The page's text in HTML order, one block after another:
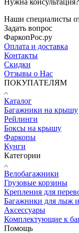
Наши специалисты
Задать вопрос
ФаркопРос.ру
Оплата и доставка
Контакты
Скидки
Отзывы о Нас
ПОКУПАТЕЛЯМ
Каталог
Багажники на крышу
Рейлинги
Боксы на крышу
Фаркопы
Кунги
Категории
Велобагажники
Грузовые корзины
Крепления для
Багажники для лыж
Аксессуары
Комплектующие к
Помощь